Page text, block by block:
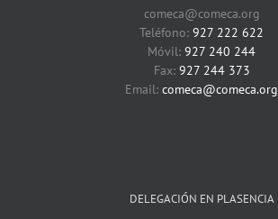
comeca@comeca.org
Teléfono: 927 222 622
Móvil: 927 240 244
Fax: 927 244 373
Email: comeca@comeca.org
DELEGACIÓN EN PLASENCIA